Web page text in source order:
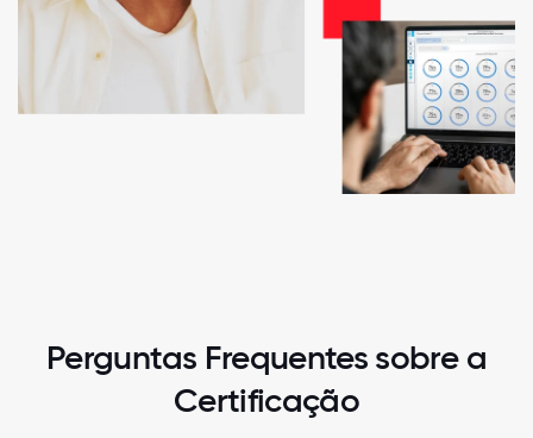
Perguntas Frequentes sobre a
Certificação